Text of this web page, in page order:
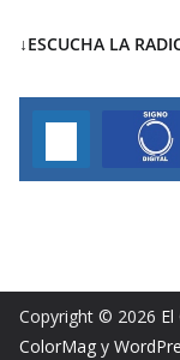
↓ESCUCHA LA
Copyright © 2026
ColorMag y